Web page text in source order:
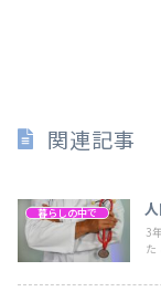
関連記事
暮らしの中で
3
た